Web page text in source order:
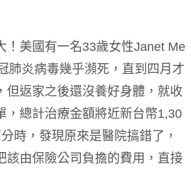
！美國有一名33歲女性Janet Me
肺炎病毒幾乎瀕死，直到四月才
但返家之後還沒養好身體，就收
，總計治療金額將近新台幣1,30
時，發現原來是醫院搞錯了，
該由保險公司負擔的費用，直接